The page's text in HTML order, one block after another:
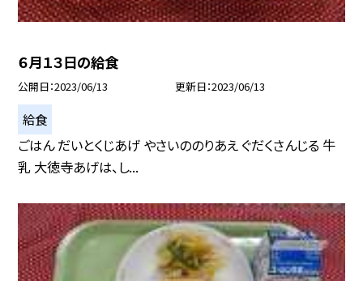
６月１３日の給食
公開日 2023/06/13 更新日 2023/06/13
給食
ごはん だいとくじあげ やさいののりあえ ぐだくさんじる 牛
乳 大徳寺あげは、し...